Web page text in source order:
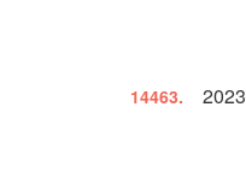
14463. 2023